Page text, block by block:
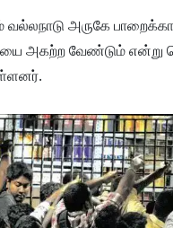
வல்லநாடு அருகே
அகற்ற வேண்டும்